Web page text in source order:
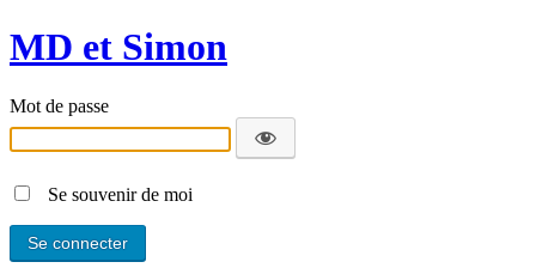
MD et Simon
Mot de passe
Se souvenir de moi